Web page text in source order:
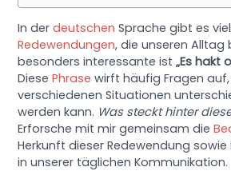
In derdeutschen Sprache gibt es
Redewendungen, die unseren Alltag
besonders interessante ist„Es hakt
DiesePhrase wirft häufig Fragen
verschiedenen Situationen
werden kann. Was steckt hinter
Erforsche mit mir gemeinsam die
Herkunft dieser Redewendung
in unserer täglichen Kommunikation.